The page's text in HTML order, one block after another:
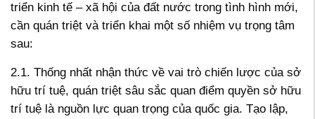
triển kinh tế – xã hội của đất nước trong tình hình mới,
cần quán triệt và triển khai một số nhiệm vụ trọng tâm
sau:
2.1. Thống nhất nhận thức về vai trò chiến lược của sở
hữu trí tuệ, quán triệt sâu sắc quan điểm quyền sở hữu
trí tuệ là nguồn lực quan trọng của quốc gia. Tạo lập,